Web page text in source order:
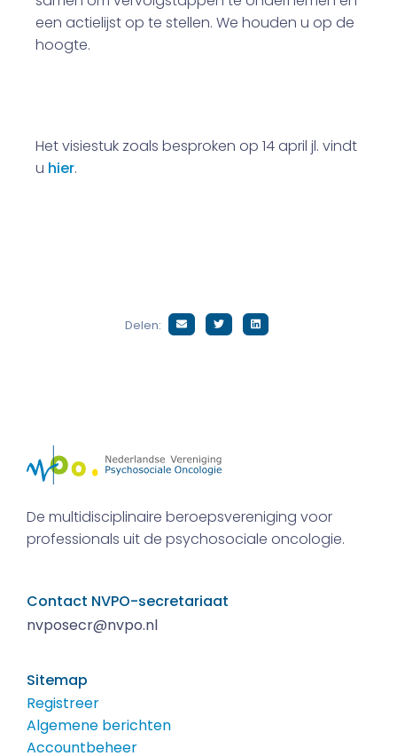
een actielijst op te stellen. We houden u op de
hoogte.
Het visiestuk zoals besproken op 14 april jl. vindt
u hier.
Delen:
De multidisciplinaire beroepsvereniging voor
professionals uit de psychosociale oncologie.
Contact NVPO-secretariaat
nvposecr@nvpo.nl
Sitemap
Registreer
Algemene berichten
Accountbeheer